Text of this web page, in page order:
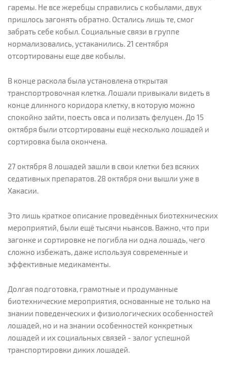
гаремы. Не все жеребцы справились с кобылами, двух
пришлось загонять обратно. Остались лишь те, смог
забрать себе кобыл. Социальные связи в группе
нормализовались, устаканились. 21 сентября
отсортированы еще две кобылы.
В конце раскола была установлена открытая
транспортровочная клетка. Лошали привыкали видеть в
конце длинного коридора клетку, в которую можно
спокойно зайти, поесть овса и полизать фелуцен. До 15
октября были отсортированы ещё несколько лошадей и
сортировка была окончена.
27 октября 8 лошадей зашли в свои клетки без всяких
седативных препаратов. 28 октября они вышли уже в
Хакасии.
Это лишь краткое описание проведённых биотехнических
мероприятий, были ещё тысячи ньансов. Важно, что при
загонке и сортировке не погибла ни одна лошадь, чего
сложно избежать, даже используя современные и
эффективные медикаменты.
Долгая подготовка, грамотные и продуманные
биотехнические мероприятия, основанные не только на
знании поведенческих и физиологических особенностей
лошадей, но и на знании особенностей конкретных
лошадей и их социальных связей - залог успешной
транспортировки диких лошадей.